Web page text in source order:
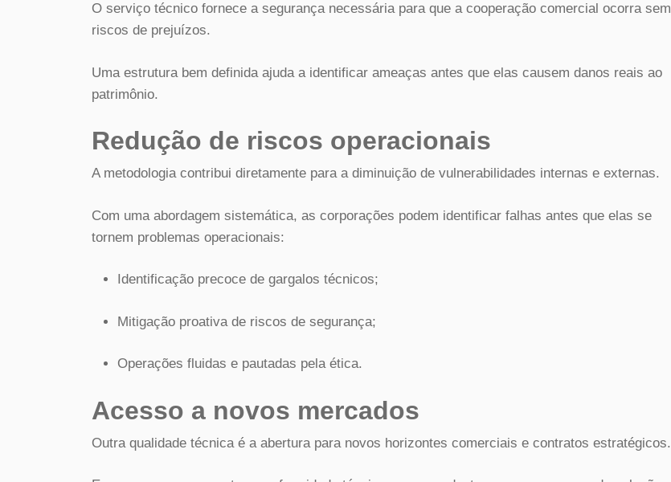
O serviço técnico fornece a segurança necessária para que a cooperação comercial ocorra sem
riscos de prejuízos.
Uma estrutura bem definida ajuda a identificar ameaças antes que elas causem danos reais ao
patrimônio.
Redução de riscos operacionais
A metodologia contribui diretamente para a diminuição de vulnerabilidades internas e externas.
Com uma abordagem sistemática, as corporações podem identificar falhas antes que elas se
tornem problemas operacionais:
Identificação precoce de gargalos técnicos;
Mitigação proativa de riscos de segurança;
Operações fluidas e pautadas pela ética.
Acesso a novos mercados
Outra qualidade técnica é a abertura para novos horizontes comerciais e contratos estratégicos.